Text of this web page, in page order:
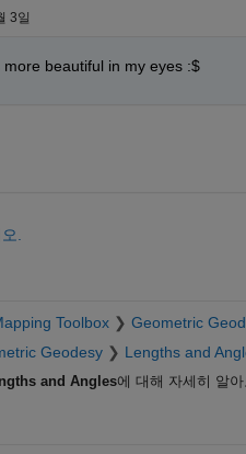
3일
beautiful in my eyes :$
.
Toolbox Geometric
Geodesy Lengths and
and Angles에 대해 자세히 알아